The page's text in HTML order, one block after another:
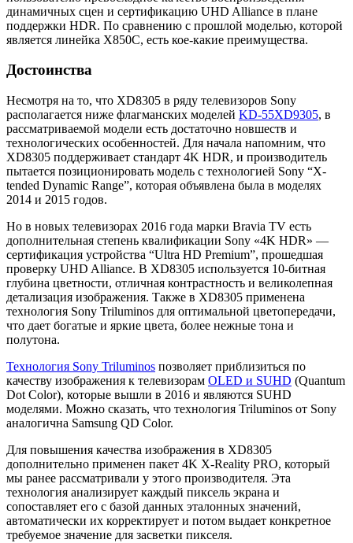
динамичных сцен и сертификацию UHD Alliance в плане
поддержки HDR. По сравнению с прошлой моделью, которой
является линейка X850C, есть кое-какие преимущества.
Достоинства
Несмотря на то, что XD8305 в ряду телевизоров Sony
располагается ниже флагманских моделей KD-55XD9305, в
рассматриваемой модели есть достаточно новшеств и
технологических особенностей. Для начала напомним, что
XD8305 поддерживает стандарт 4K HDR, и производитель
пытается позиционировать модель с технологией Sony “X-
tended Dynamic Range”, которая объявлена была в моделях
2014 и 2015 годов.
Но в новых телевизорах 2016 года марки Bravia TV есть
дополнительная степень квалификации Sony «4K HDR» —
сертификация устройства “Ultra HD Premium”, прошедшая
проверку UHD Alliance. В XD8305 используется 10-битная
глубина цветности, отличная контрастность и великолепная
детализация изображения. Также в XD8305 применена
технология Sony Triluminos для оптимальной цветопередачи,
что дает богатые и яркие цвета, более нежные тона и
полутона.
Технология Sony Triluminos позволяет приблизиться по
качеству изображения к телевизорам OLED и SUHD (Quantum
Dot Color), которые вышли в 2016 и являются SUHD
моделями. Можно сказать, что технология Triluminos от Sony
аналогична Samsung QD Color.
Для повышения качества изображения в XD8305
дополнительно применен пакет 4K X-Reality PRO, который
мы ранее рассматривали у этого производителя. Эта
технология анализирует каждый пиксель экрана и
сопоставляет его с базой данных эталонных значений,
автоматически их корректирует и потом выдает конкретное
требуемое значение для засветки пикселя.